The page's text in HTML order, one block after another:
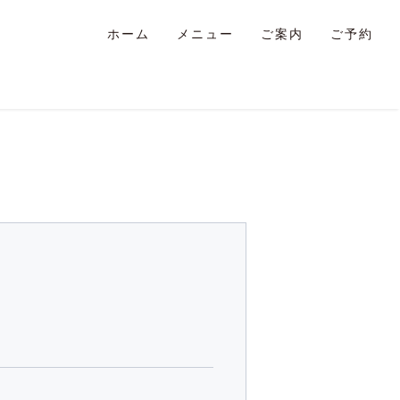
ホーム メニュー ご案内 ご予約